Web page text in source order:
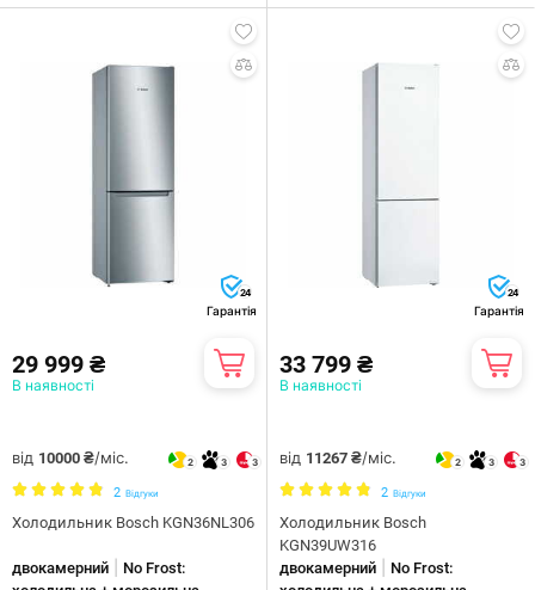
24
Гарантія
29 999 ₴
В наявності
від 10000 ₴/міс. 2 3 3
2 Відгуки
Холодильник Bosch KGN36NL306
двокамерний
No Frost:
24
Гарантія
33 799 ₴
В наявності
від 11267 ₴/міс. 2 3 3
2 Відгуки
Холодильник Bosch
KGN39UW316
двокамерний
No Frost: